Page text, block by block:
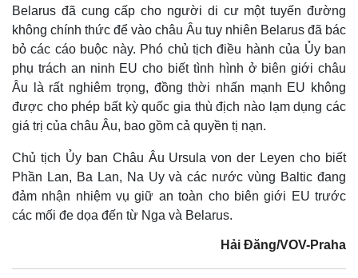
Thế giới
Quan sát
Multimedia
Video
E-Magazine
Infographic
Belarus đã cung cấp cho người di cư một tuyến đường
không chính thức để vào châu Âu tuy nhiên Belarus đã bác
bỏ các cáo buộc này. Phó chủ tịch điều hành của Ủy ban
phụ trách an ninh EU cho biết tình hình ở biên giới châu
Âu là rất nghiêm trọng, đồng thời nhấn mạnh EU không
được cho phép bất kỳ quốc gia thù địch nào lạm dụng các
giá trị của châu Âu, bao gồm cả quyền tị nạn.
Chủ tịch Ủy ban Châu Âu Ursula von der Leyen cho biết
Phần Lan, Ba Lan, Na Uy và các nước vùng Baltic đang
đảm nhận nhiệm vụ giữ an toàn cho biên giới EU trước
các mối đe dọa đến từ Nga và Belarus.
Hải Đăng/VOV-Praha